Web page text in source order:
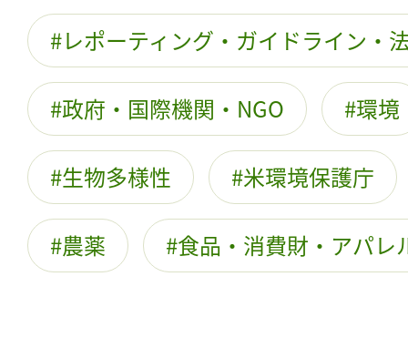
レポーティング・ガイドライン・
政府・国際機関・NGO 環境
生物多様性 米環境保護庁
農薬 食品・消費財・アパレ